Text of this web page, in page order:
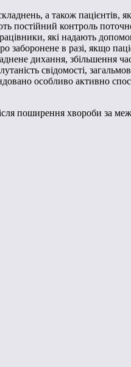
а також пацієнтів,
постійний контроль
які надають
заборонене в разі, якщо
дихання, збільшення
свідомості,
особливо активно
поширення хвороби за